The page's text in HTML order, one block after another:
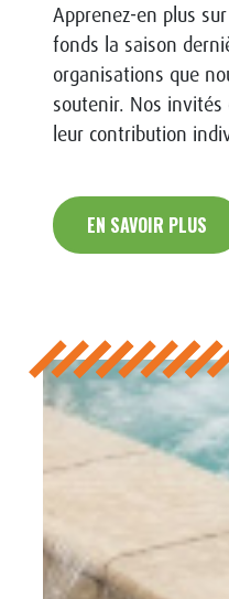
Apprenez-en plus
fonds la saison
organisations que
soutenir. Nos
leur contribution
EN SAVOIR PLUS